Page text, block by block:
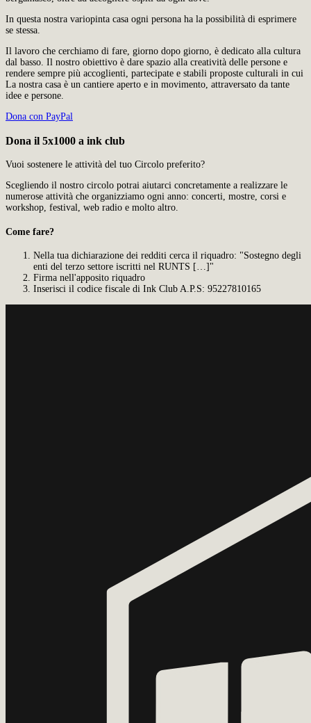
In questa nostra variopinta casa ogni persona ha la possibilità di esprimere
se stessa.
Il lavoro che cerchiamo di fare, giorno dopo giorno, è dedicato alla cultura
dal basso. Il nostro obiettivo è dare spazio alla creatività delle persone e
rendere sempre più accoglienti, partecipate e stabili proposte culturali in cui
La nostra casa è un cantiere aperto e in movimento, attraversato da tante
idee e persone.
Dona con PayPal
Dona il 5x1000 a ink club
Vuoi sostenere le attività del tuo Circolo preferito?
Scegliendo il nostro circolo potrai aiutarci concretamente a realizzare le
numerose attività che organizziamo ogni anno: concerti, mostre, corsi e
workshop, festival, web radio e molto altro.
Come fare?
Nella tua dichiarazione dei redditi cerca il riquadro: "Sostegno degli
enti del terzo settore iscritti nel RUNTS […]"
Firma nell'apposito riquadro
Inserisci il codice fiscale di Ink Club A.P.S: 95227810165